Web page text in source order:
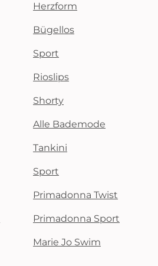
Herzform
Bügellos
Sport
Rioslips
Shorty
Alle Bademode
Tankini
Sport
Primadonna Twist
Primadonna Sport
Marie Jo Swim